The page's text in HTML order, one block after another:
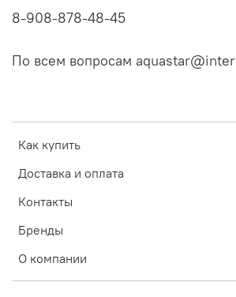
Как купить
Доставка и оплата
Контакты
Бренды
О компании
8-908-878-48-45
По всем вопросам